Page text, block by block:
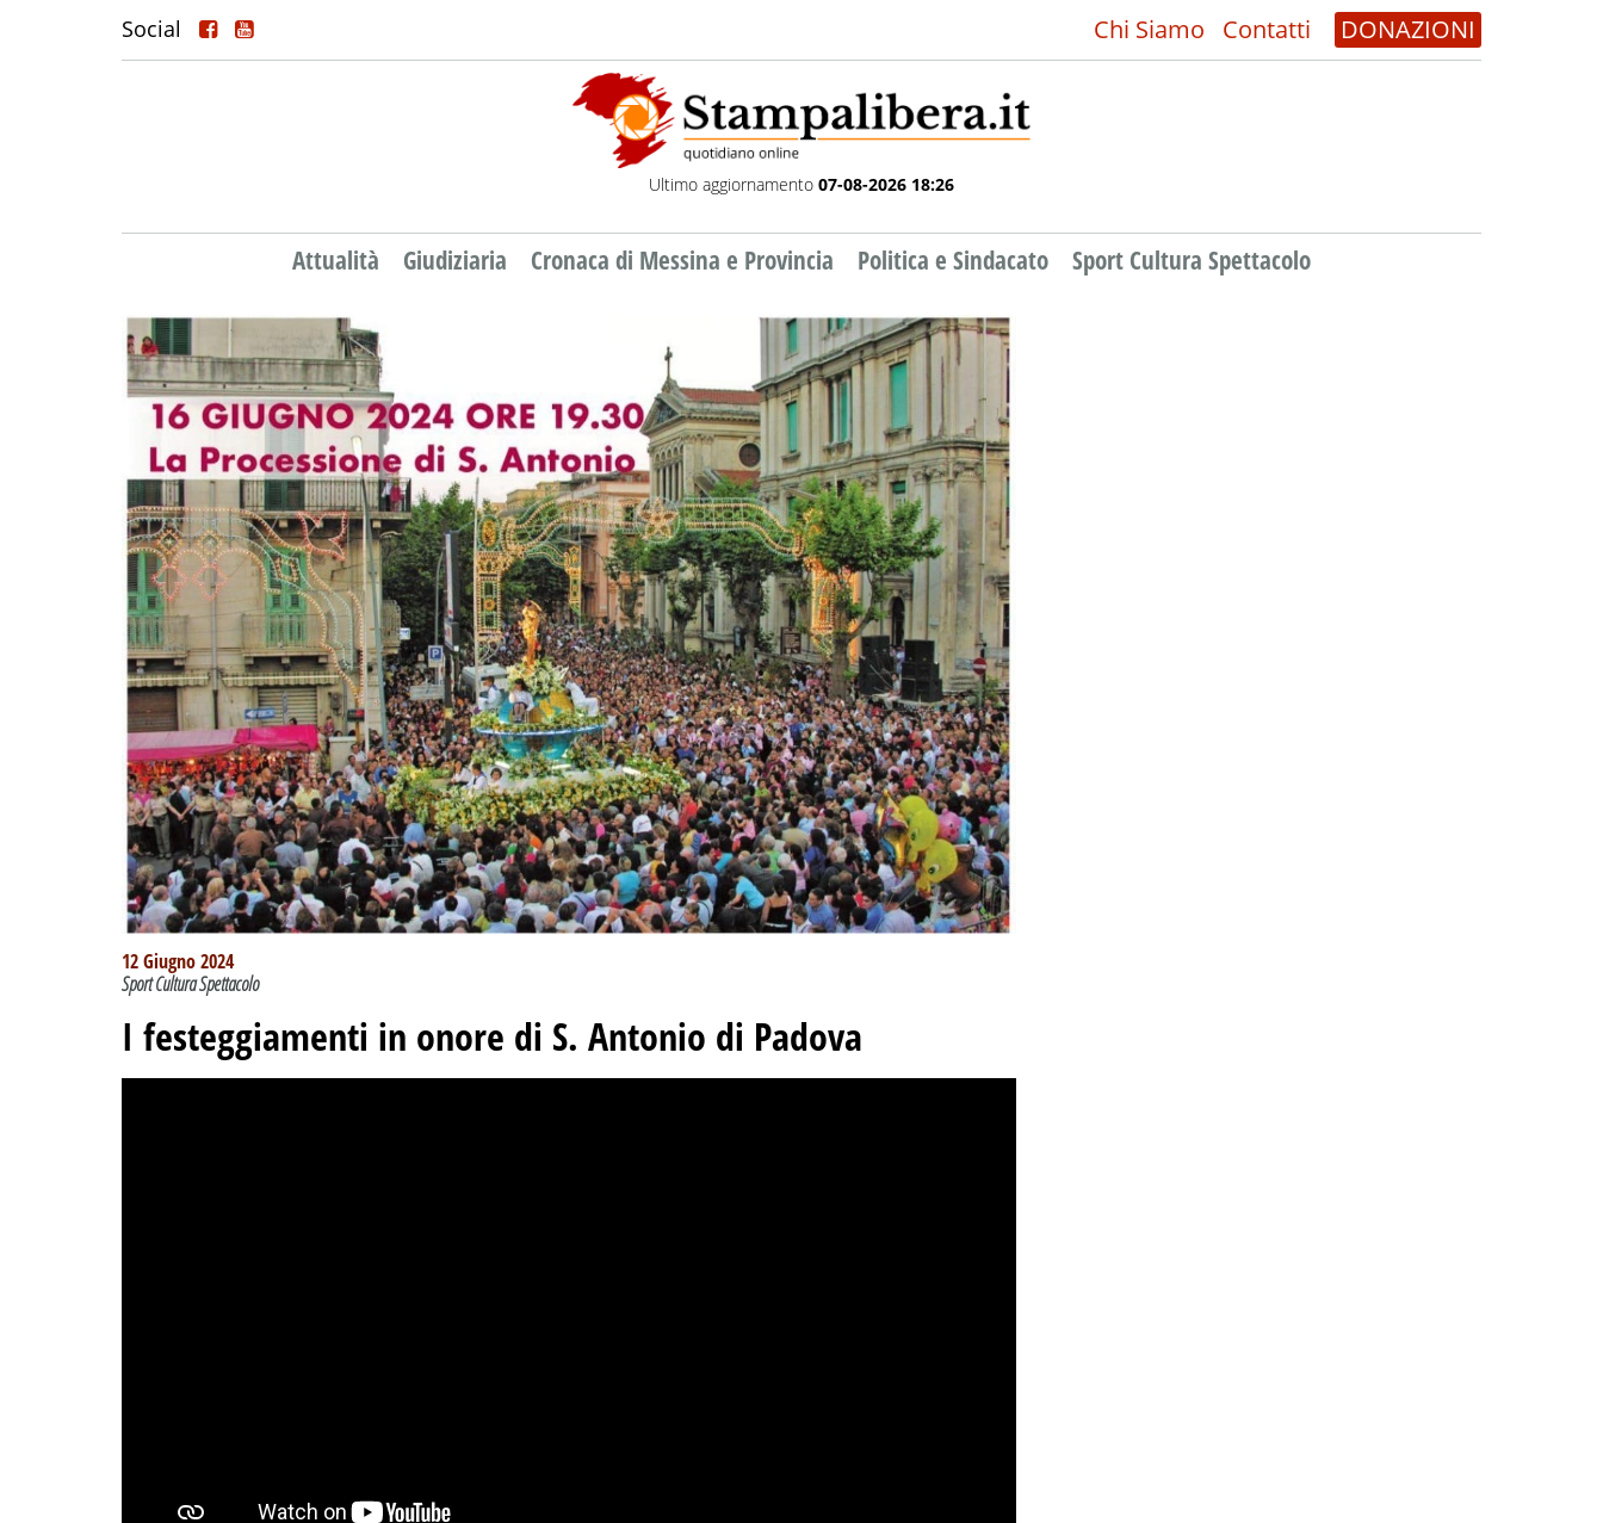
Social Chi Siamo Contatti DONAZIONI
Ultimo aggiornamento 07-08-2026 18:26
Attualità Giudiziaria Cronaca di Messina e Provincia Politica e Sindacato Sport Cultura Spettacolo
12 Giugno 2024
Sport Cultura Spettacolo
I festeggiamenti in onore di S. Antonio di Padova